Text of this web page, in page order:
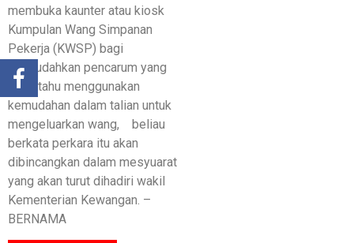
membuka kaunter atau kiosk
Kumpulan Wang Simpanan
Pekerja (KWSP) bagi
memudahkan pencarum yang
tidak tahu menggunakan
kemudahan dalam talian untuk
mengeluarkan wang, beliau
berkata perkara itu akan
dibincangkan dalam mesyuarat
yang akan turut dihadiri wakil
Kementerian Kewangan. –
BERNAMA